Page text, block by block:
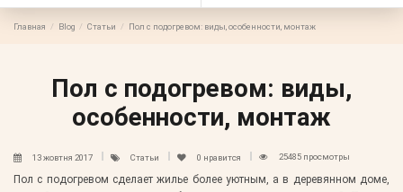
Главная Blog Статьи Пол с подогревом: виды, особенности, монтаж
Пол с подогревом: виды,
особенности, монтаж
13 жовтня 2017 Статьи 0 нравится 25485 просмотры
Пол с подогревом сделает жилье более уютным, а в деревянном доме,